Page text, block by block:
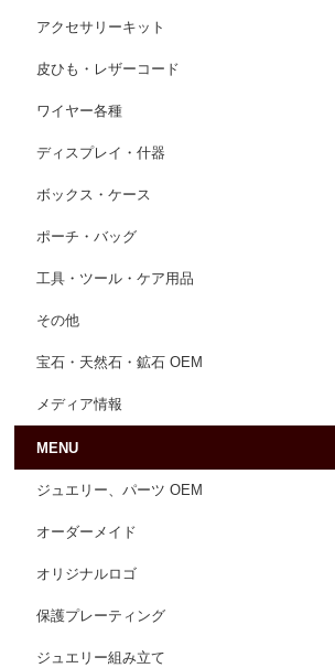
アクセサリーキット
皮ひも・レザーコード
ワイヤー各種
ディスプレイ・什器
ボックス・ケース
ポーチ・バッグ
工具・ツール・ケア用品
その他
宝石・天然石・鉱石 OEM
メディア情報
MENU
ジュエリー、パーツ OEM
オーダーメイド
オリジナルロゴ
保護プレーティング
ジュエリー組み立て